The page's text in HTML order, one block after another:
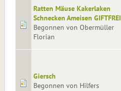
Ratten Mäuse Kakerlaken
Schnecken Ameisen GIFTFREI
Begonnen von Obermüller
Florian
Giersch
Begonnen von Hilfers